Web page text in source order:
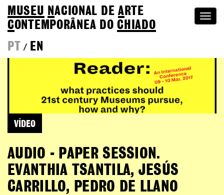
MUSEU NACIONAL DEA RTE
CONTEMPORÂNEA DOCHIADO
PT
/ EN
VÍDEO
AUDIO - PAPER SESSION.
EVANTHIA TSANTILA, JESÚS
CARRILLO, PEDRO DE LLANO